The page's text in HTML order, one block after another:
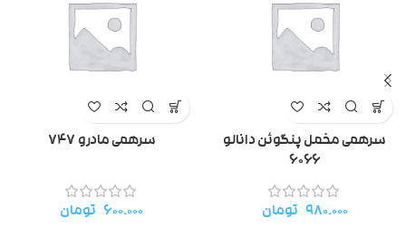
سرهمی مخمل پنگوئن دانالو
۶۰۶۶
۹۸۰.۰۰۰ تومان
سرهمی مادرو ۷۴۷
۶۰۰.۰۰۰ تومان